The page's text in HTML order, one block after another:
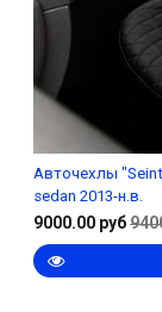
Авточехлы
sedan 2013-н.в.
9000.00 руб